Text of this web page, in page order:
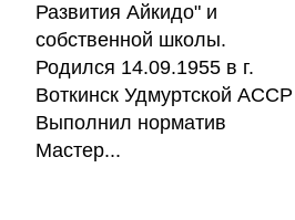
Развития Айкидо" и
собственной школы.
Родился 14.09.1955 в г.
Воткинск Удмуртской АССР
Выполнил норматив
Мастер...